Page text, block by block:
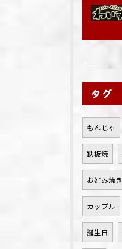
タグ
もんじゃ
鉄板焼
お好み焼き
カップル
誕生日